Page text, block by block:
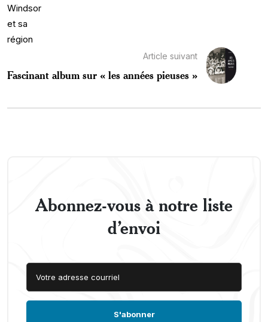
Article suivant
Fascinant album sur « les années pieuses »
Abonnez-vous à notre liste
d’envoi